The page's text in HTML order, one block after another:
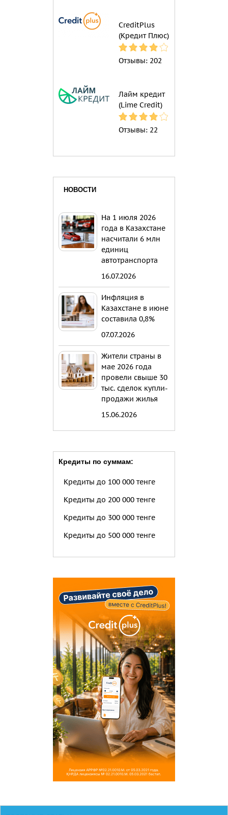
CreditPlus
(Кредит Плюс)
Отзывы: 202
Лайм кредит
(Lime Credit)
Отзывы: 22
НОВОСТИ
На 1 июля 2026
года в Казахстане
насчитали 6 млн
единиц
автотранспорта
16.07.2026
Инфляция в
Казахстане в июне
составила 0,8%
07.07.2026
Жители страны в
мае 2026 года
провели свыше 30
тыс. сделок купли-
продажи жилья
15.06.2026
Кредиты по суммам:
Кредиты до 100 000 тенге
Кредиты до 200 000 тенге
Кредиты до 300 000 тенге
Кредиты до 500 000 тенге